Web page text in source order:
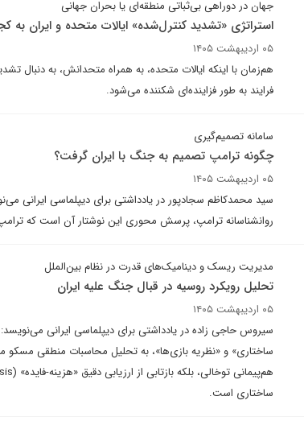
جهان در دوراهی بی‌ثباتی منطقه‌ای یا بحران جهانی
استراتژی «تشدید کنترل‌شده» ایالات متحده و ایران به
۰۵ اردیبهشت ۱۴۰۵
هم‌زمان با اینکه ایالات متحده، به همراه متحدانش، به دنبال
فرایند به طور فزاینده‌ای شکننده می‌شود.
سامانه تصمیم‌گیری
چگونه ترامپ تصمیم به جنگ با ایران گرفت؟
۰۵ اردیبهشت ۱۴۰۵
سید محمدکاظم سجادپور در یادداشتی برای دیپلماسی ایرانی
روانشناسانه ترامپ، پرسش محوری این نوشتار آن است که
مدیریت ریسک و دینامیک‌های قدرت در نظام بین‌الملل
تحلیل رویکرد روسیه در قبال جنگ علیه ایران
۰۵ اردیبهشت ۱۴۰۵
سیروس حاجی زاده در یادداشتی برای دیپلماسی ایرانی
ساختاری» و «نظریه بازی‌ها»، به تحلیل محاسبات منطقی مسکو
ساختاری است.